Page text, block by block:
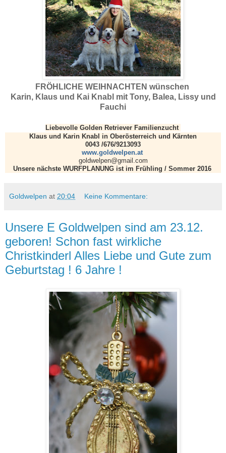
FRÖHLICHE WEIHNACHTEN wünschen
Karin, Klaus und Kai Knabl mit Tony, Balea, Lissy und
Fauchi
Liebevolle Golden Retriever Familienzucht
Klaus und Karin Knabl in Oberösterreich und Kärnten
0043 /676/9213093
www.goldwelpen.at
goldwelpen@gmail.com
Unsere nächste WURFPLANUNG ist im Frühling / Sommer 2016
Goldwelpen at 20:04 Keine Kommentare:
Unsere E Goldwelpen sind am 23.12.
geboren! Schon fast wirkliche
Christkinderl Alles Liebe und Gute zum
Geburtstag ! 6 Jahre !